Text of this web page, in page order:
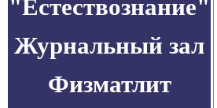
"Естествознание"
Журнальный зал
Физматлит